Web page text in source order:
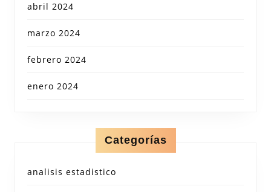
abril 2024
marzo 2024
febrero 2024
enero 2024
Categorías
analisis estadistico